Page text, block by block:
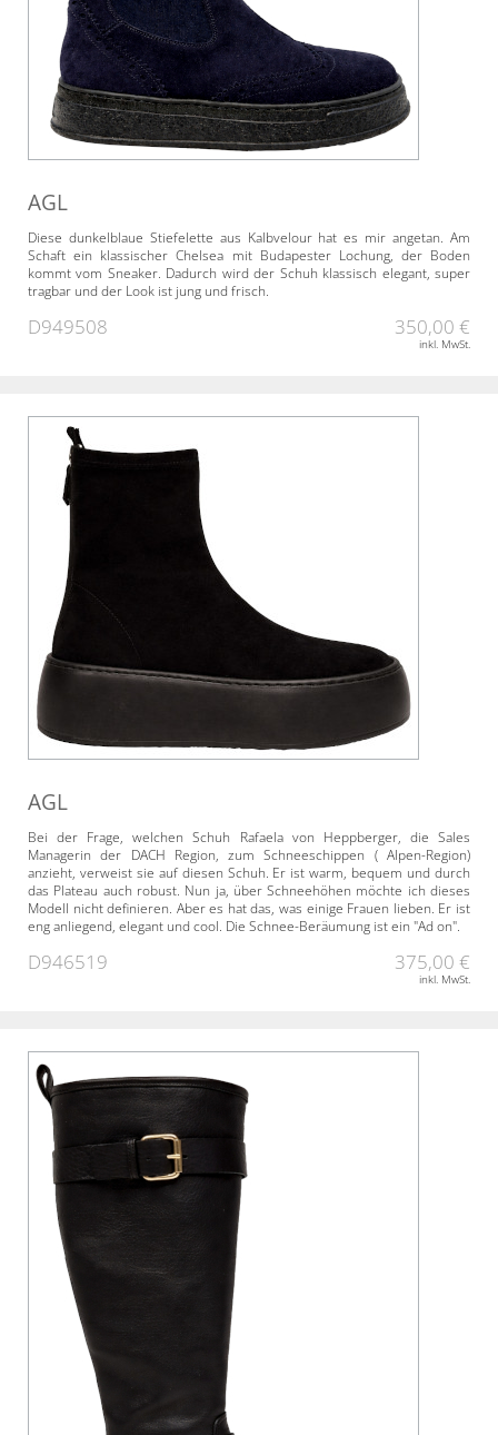
AGL
Diese dunkelblaue Stiefelette aus Kalbvelour hat es mir angetan. Am
Schaft ein klassischer Chelsea mit Budapester Lochung, der Boden
kommt vom Sneaker. Dadurch wird der Schuh klassisch elegant, super
tragbar und der Look ist jung und frisch.
D949508 350,00 €
inkl. MwSt.
AGL
Bei der Frage, welchen Schuh Rafaela von Heppberger, die Sales
Managerin der DACH Region, zum Schneeschippen ( Alpen-Region)
anzieht, verweist sie auf diesen Schuh. Er ist warm, bequem und durch
das Plateau auch robust. Nun ja, über Schneehöhen möchte ich dieses
Modell nicht definieren. Aber es hat das, was einige Frauen lieben. Er ist
eng anliegend, elegant und cool. Die Schnee-Beräumung ist ein "Ad on".
D946519 375,00 €
inkl. MwSt.